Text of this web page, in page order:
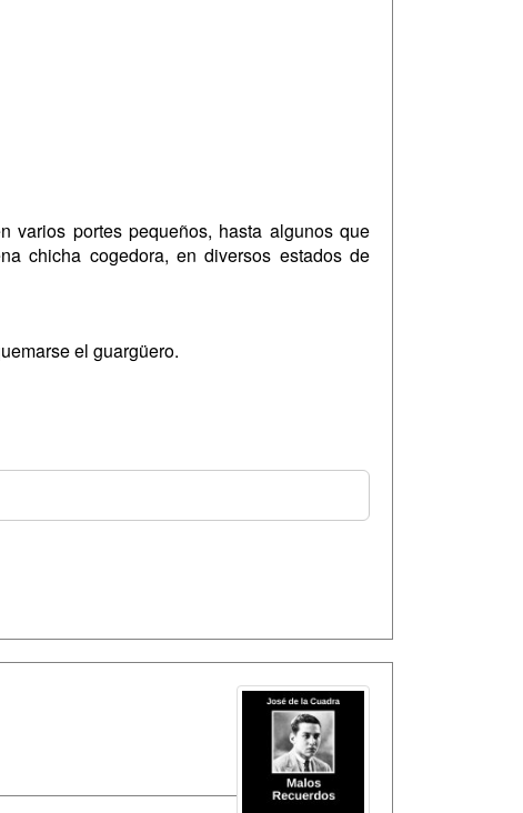
varios portes pequeños, hasta algunos que
chicha cogedora, en diversos estados de
el guargüero.